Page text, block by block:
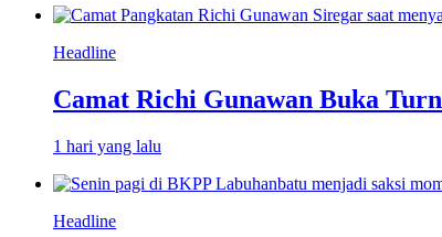
Headline
Camat Richi Gunawan Buka
1 hari yang lalu
Headline